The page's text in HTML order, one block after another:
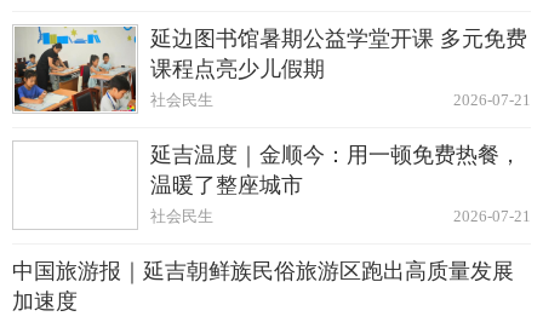
延边图书馆暑期公益学堂开课 多元免费
课程点亮少儿假期
2026-07-21
社会民生
延吉温度｜金顺今：用一顿免费热餐，
温暖了整座城市
2026-07-21
社会民生
中国旅游报｜延吉朝鲜族民俗旅游区跑出高质量发展
加速度